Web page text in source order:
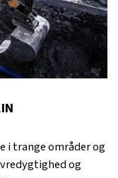
i trange områder og
og